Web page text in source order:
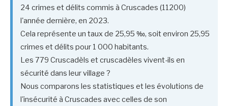
24 crimes et délits commis à Cruscades (11200)
l'année dernière, en 2023.
Cela représente un taux de 25,95 ‰, soit environ 25,95
crimes et délits pour 1 000 habitants.
Les 779 Cruscadèls et cruscadèles vivent-ils en
sécurité dans leur village ?
Nous comparons les statistiques et les évolutions de
l'insécurité à Cruscades avec celles de son